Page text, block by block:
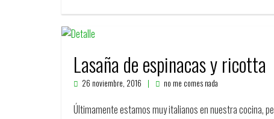
Lasaña de espinacas y ricotta
26 noviembre, 2016 no me comes nada
Últimamente estamos muy italianos en nuestra cocina,